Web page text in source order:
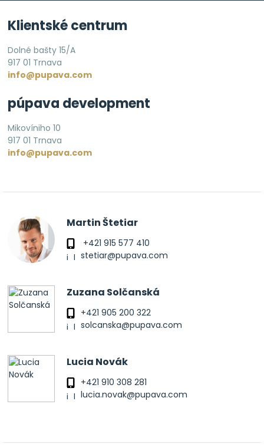
Klientské centrum
Dolné bašty 15/A
917 01 Trnava
info@pupava.com
púpava development
Mikovíniho 10
917 01 Trnava
info@pupava.com
Martin Štetiar
+421 915 577 410
stetiar@pupava.com
Zuzana Solčanská
+421 905 200 322
solcanska@pupava.com
Lucia Novák
+421 910 308 281
lucia.novak@pupava.com